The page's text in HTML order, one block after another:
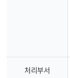
처리부서